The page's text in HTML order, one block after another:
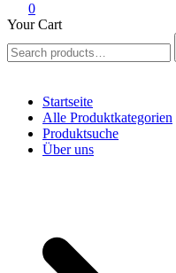
0
Your Cart
for:
Startseite
Alle Produktkategorien
Produktsuche
Über uns